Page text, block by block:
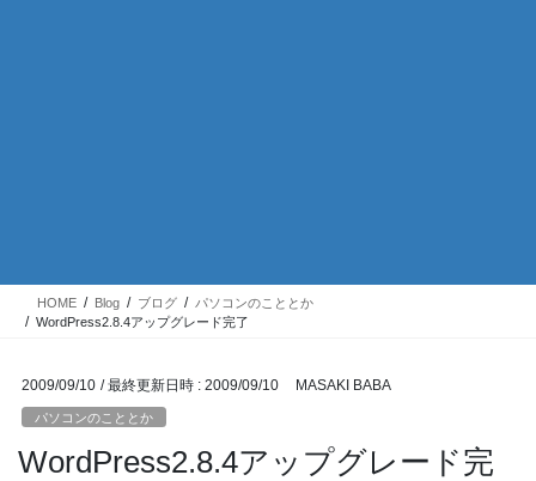
HOME Blog ブログ
パソコンのこととか
WordPress2.8.4アップグレード完了
2009/09/10 / 最終更新日時 : 2009/09/10 MASAKI BABA
パソコンのこととか
WordPress2.8.4アップグレード完